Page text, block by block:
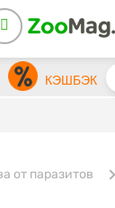
КЭШБЭК
от паразитов